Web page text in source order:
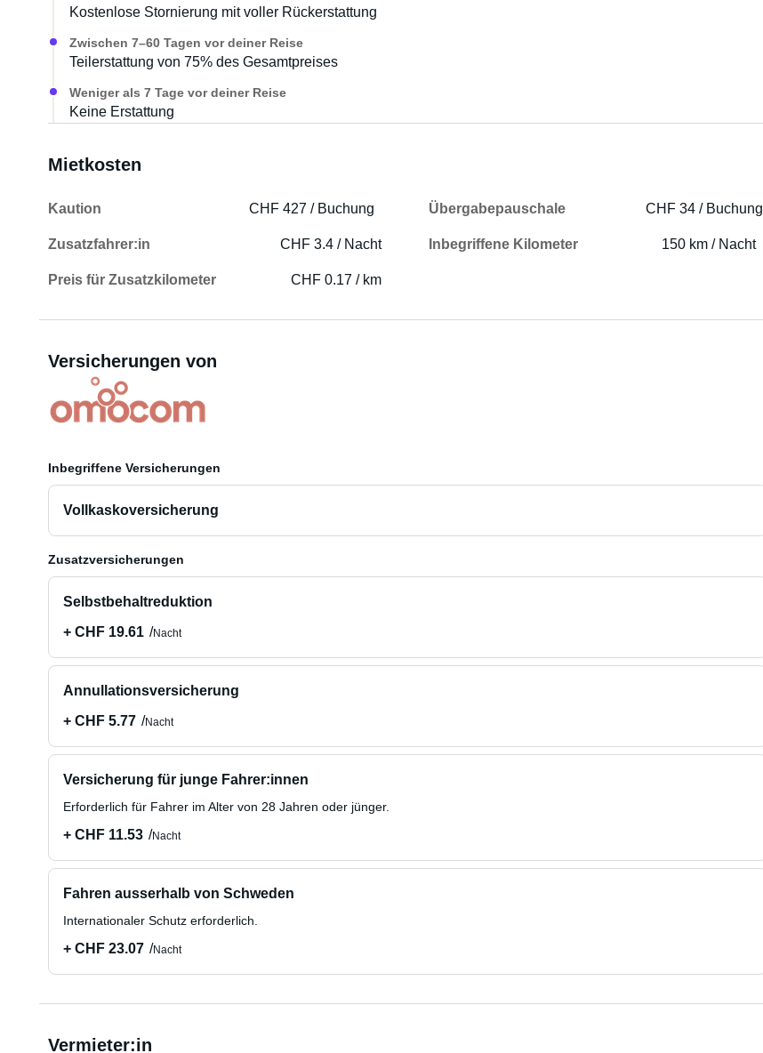
Kostenlose Stornierung mit voller Rückerstattung
Zwischen 7–60 Tagen vor deiner Reise
Teilerstattung von 75% des Gesamtpreises
Weniger als 7 Tage vor deiner Reise
Keine Erstattung
Mietkosten
Kaution CHF 427 / Buchung Übergabepauschale CHF 34 / Buchung
Zusatzfahrer:in CHF 3.4 / Nacht Inbegriffene Kilometer 150 km / Nacht
Preis für Zusatzkilometer CHF 0.17 / km
Versicherungen von
Inbegriffene Versicherungen
Vollkaskoversicherung
Zusatzversicherungen
Selbstbehaltreduktion
+ CHF 19.61
Nacht
Annullationsversicherung
+ CHF 5.77
Nacht
Versicherung für junge Fahrer:innen
Erforderlich für Fahrer im Alter von 28 Jahren oder jünger.
+ CHF 11.53 Nacht
Fahren ausserhalb von Schweden
Internationaler Schutz erforderlich.
+ CHF 23.07 Nacht
Vermieter:in